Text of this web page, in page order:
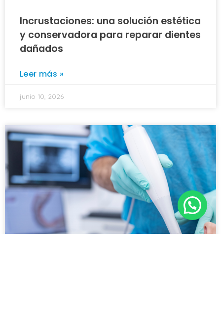
Incrustaciones: una solución estética
y conservadora para reparar dientes
dañados
Leer más »
junio 10, 2026